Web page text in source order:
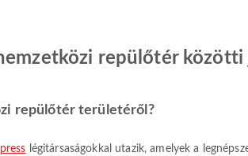
repülőtér közötti
repülőtér területéről?
légitársaságokkal utazik, amelyek a